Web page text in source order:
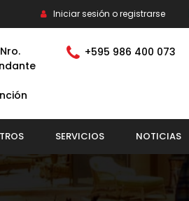
Iniciar sesión o registrarse
+595 986 400 073
SERVICIOS NOTICIAS